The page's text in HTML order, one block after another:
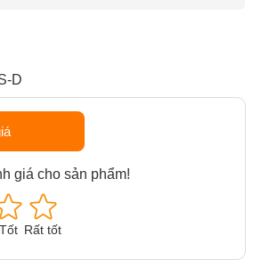
D
giá cho sản phẩm!
Tốt Rất tốt